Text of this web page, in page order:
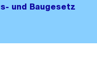
und Baugesetz